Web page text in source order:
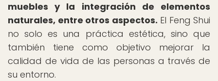
muebles y la integración de elementos
naturales, entre otros aspectos. El Feng Shui
no solo es una práctica estética, sino que
también tiene como objetivo mejorar la
calidad de vida de las personas a través de
su entorno.